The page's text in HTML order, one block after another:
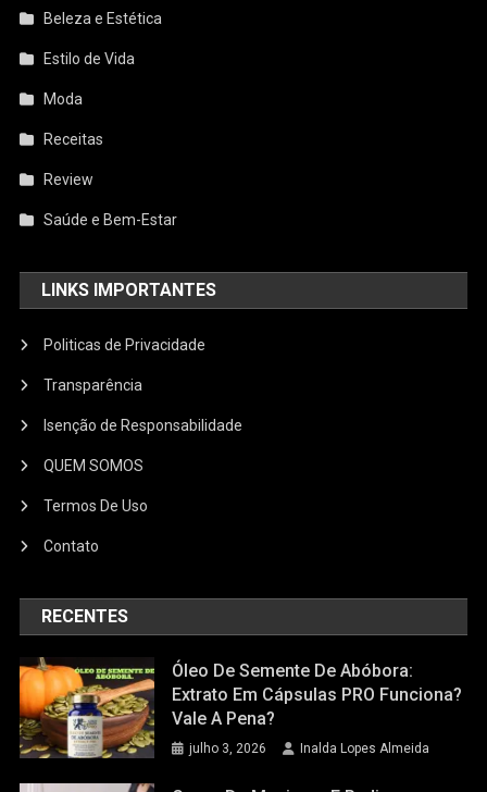
Beleza e Estética
Estilo de Vida
Moda
Receitas
Review
Saúde e Bem-Estar
LINKS IMPORTANTES
Politicas de Privacidade
Transparência
Isenção de Responsabilidade
QUEM SOMOS
Termos De Uso
Contato
RECENTES
Óleo De Semente De Abóbora:
Extrato Em Cápsulas PRO Funciona?
Vale A Pena?
julho 3, 2026 Inalda Lopes Almeida